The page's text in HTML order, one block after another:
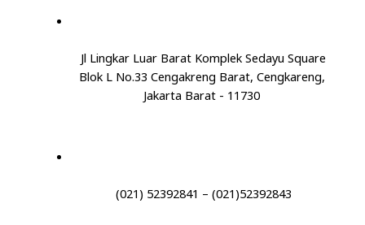
Jl Lingkar Luar Barat Komplek Sedayu Square
Blok L No.33 Cengakreng Barat, Cengkareng,
Jakarta Barat - 11730
(021) 52392841 – (021)52392843